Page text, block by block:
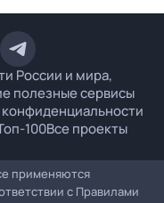
России и мира,
полезные сервисы
100Все проекты
применяются
с Правилами